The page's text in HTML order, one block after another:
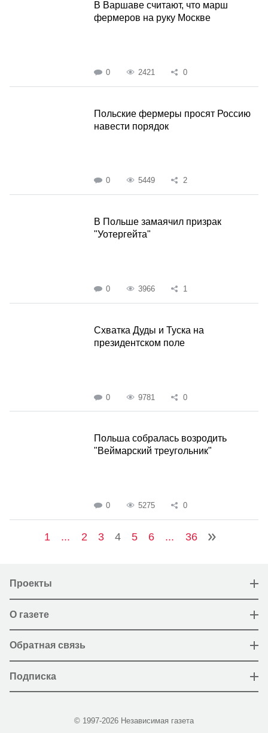
В Варшаве считают, что марш
фермеров на руку Москве
0 2421 0
Польские фермеры просят Россию
навести порядок
0 5449 2
В Польше замаячил призрак
"Уотергейта"
0 3966 1
Схватка Дуды и Туска на
президентском поле
0 9781 0
Польша собралась возродить
"Веймарский треугольник"
0 5275 0
1 ... 2 3 4 5 6 ... 36
Проекты
О газете
Обратная связь
Подписка
© 1997-2026 Независимая газета